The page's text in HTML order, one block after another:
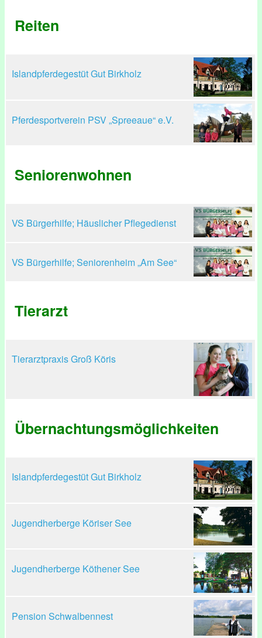
Reiten
Islandpferdegestüt Gut Birkholz
Pferdesportverein PSV „Spreeaue“ e.V.
Seniorenwohnen
VS Bürgerhilfe; Häuslicher Pflegedienst
VS Bürgerhilfe; Seniorenheim „Am See“
Tierarzt
Tierarztpraxis Groß Köris
Übernachtungsmöglichkeiten
Islandpferdegestüt Gut Birkholz
Jugendherberge Köriser See
Jugendherberge Köthener See
Pension Schwalbennest